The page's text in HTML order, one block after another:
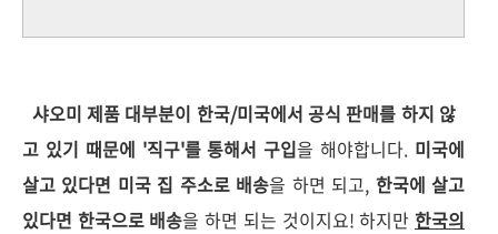
샤오미 제품 대부분이 한국/미국에서 공식 판매를 하지 않
고 있기 때문에 '직구'를 통해서 구입을 해야합니다. 미국에
살고 있다면 미국 집 주소로 배송을 하면 되고, 한국에 살고
있다면 한국으로 배송을 하면 되는 것이지요! 하지만 한국의